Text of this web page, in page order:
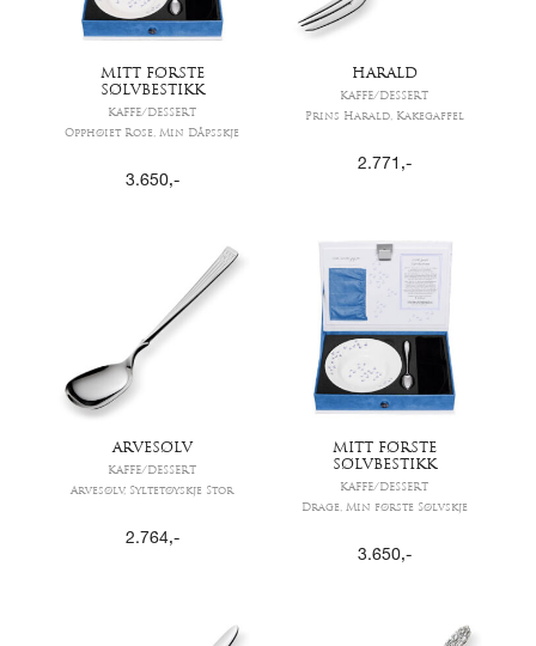
MITT FØRSTE
SØLVBESTIKK
KAFFE/DESSERT
Opphøiet Rose, Min Dåpsskje
3.650,-
HARALD
KAFFE/DESSERT
Prins Harald, Kakegaffel
2.771 ,-
ARVESØLV
KAFFE/DESSERT
Arvesølv, Syltetøyskje Stor
2.764,-
MITT FØRSTE
SØLVBESTIKK
KAFFE/DESSERT
Drage, Min første Sølvskje
3.650,-